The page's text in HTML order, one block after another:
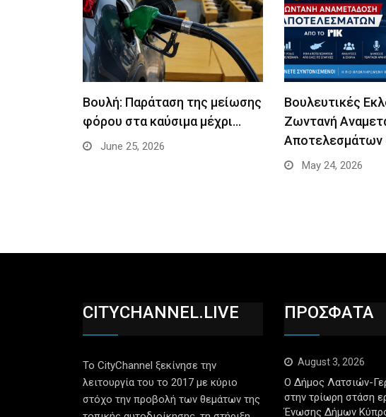
Βουλή: Παράταση της μείωσης
φόρου στα καύσιμα μέχρι…
June 25, 2026
Βουλευτικές
Ζωντανή
Αποτελεσμάτων
May 24, 2026
CITYCHANNEL.LIVE
Το CityChannel ξεκίνησε την
λειτουργία του το 2017 με κύριο
στόχο την προβολή των θεμάτων της
ΠΡΟΣΦΑΤΑ
August 3, 2026
Ο Δήμος Λατσιών-
στην τρίωρη στάση
Ένωσης Δήμων